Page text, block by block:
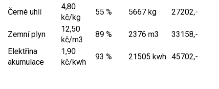
Černé uhlí
4,80
kč/kg
55 % 5667 kg 27202,-
Zemní plyn
12,50
kč/m3
89 % 2376 m3
33158,-
Elektřina
akumulace
1,90
kč/kwh
93 % 21505 kwh 45702,-